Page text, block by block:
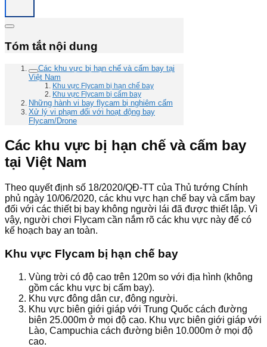
Tóm tắt nội dung
Các khu vực bị hạn chế và cấm bay tại
Việt Nam
Khu vực Flycam bị hạn chế bay
Khu vực Flycam bị cấm bay
Những hành vi bay flycam bị nghiêm cấm
Xử lý vi phạm đối với hoạt động bay
Flycam/Drone
Các khu vực bị hạn chế và cấm bay
tại Việt Nam
Theo quyết định số 18/2020/QĐ-TT của Thủ tướng Chính
phủ ngày 10/06/2020, các khu vực hạn chế bay và cấm bay
đối với các thiết bị bay không người lái đã được thiết lập. Vì
vậy, người chơi Flycam cần nắm rõ các khu vực này để có
kế hoạch bay an toàn.
Khu vực Flycam bị hạn chế bay
Vùng trời có độ cao trên 120m so với địa hình (không
gồm các khu vực bị cấm bay).
Khu vực đông dân cư, đông người.
Khu vực biên giới giáp với Trung Quốc cách đường
biên 25.000m ở mọi độ cao. Khu vực biên giới giáp với
Lào, Campuchia cách đường biên 10.000m ở mọi độ
cao.